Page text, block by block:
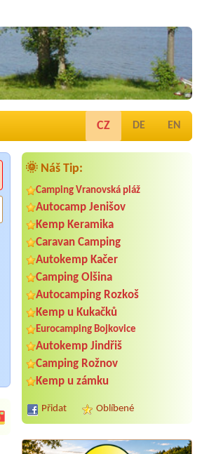
CZ DE EN
🌞 Náš Tip:
Camping Vranovská pláž
Autocamp Jenišov
Kemp Keramika
Caravan Camping
Autokemp Kačer
Camping Olšina
Autocamping Rozkoš
Kemp u Kukačků
Eurocamping Bojkovice
Autokemp Jindřiš
Camping Rožnov
Kemp u zámku
Přidat Oblíbené